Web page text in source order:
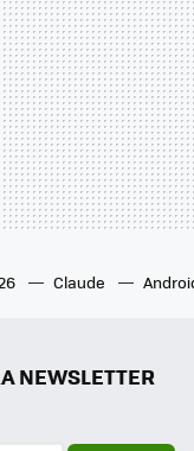
Claude
NEWSLETTER